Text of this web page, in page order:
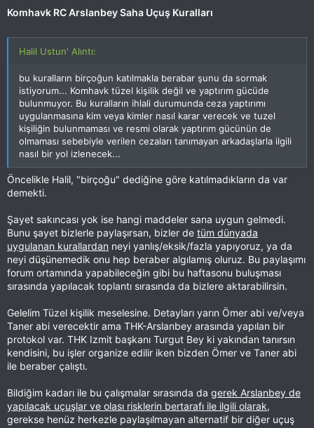
Komhavk RC Arslanbey Saha Uçuş Kuralları
Halil Ustun' Alıntı:
bu kuralların birçoğun katılmakla berabar şunu da sormak
istiyorum... Komhavk tüzel kişilik değil ve yaptırım gücüde
bulunmuyor. Bu kuralların ihlali durumunda ceza yaptırımı
uygulanmasına kim veya kimler nasıl karar verecek ve tuzel
kişiliğin bulunmaması ve resmi olarak yaptırım gücünün de
olmaması sebebiyle verilen cezaları tanımayan arkadaşlarla ilgili
nasıl bir yol izlenecek...
Öncelikle Halil, "birçoğu" dediğine göre katılmadıkların da var
demekti.
Şayet sakıncası yok ise hangi maddeler sana uygun gelmedi.
Bunu şayet bizlerle paylaşırsan, bizler de tüm dünyada
uygulanan kurallardan neyi yanlış/eksik/fazla yapıyoruz, ya da
neyi düşünemedik onu hep beraber algılamış oluruz. Bu paylaşımı
forum ortamında yapabileceğin gibi bu haftasonu buluşması
sırasında yapılacak toplantı sırasında da bizlere aktarabilirsin.
Gelelim Tüzel kişilik meselesine. Detayları yarın Ömer abi ve/veya
Taner abi verecektir ama THK-Arslanbey arasında yapılan bir
protokol var. THK Izmit başkanı Turgut Bey ki yakından tanırsın
kendisini, bu işler organize edilir iken bizden Ömer ve Taner abi
ile beraber çalıştı.
Bildiğim kadarı ile bu çalışmalar sırasında da gerek Arslanbey de
yapılacak uçuşlar ve olası risklerin bertarafı ile ilgili olarak,
gerekse henüz herkezle paylaşılmayan alternatif bir diğer uçuş